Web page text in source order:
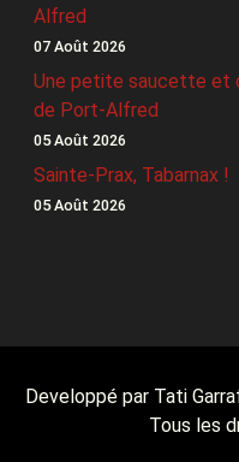
Alfred
07 Août 2026
Une petite saucette et
de Port-Alfred
05 Août 2026
Sainte-Prax, Tabarnax !
05 Août 2026
Developpé par Tati
Tous les